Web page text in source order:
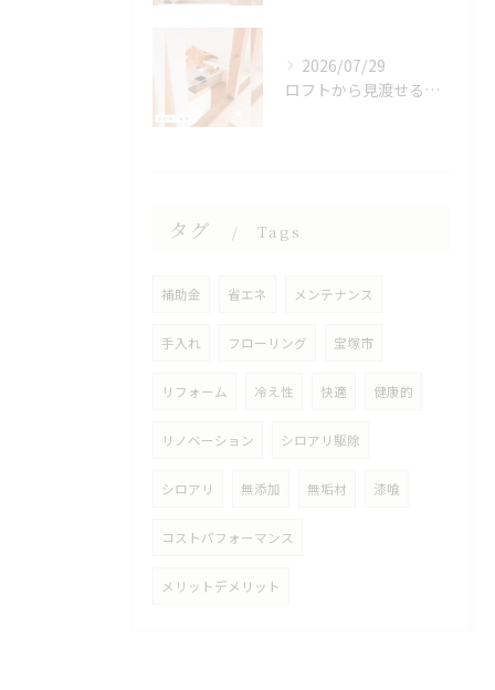
2026/07/29
ロフトから見渡せる、開放的なキッチン🌿
タグ Tags
補助金 省エネ メンテナンス
手入れ フローリング 宝塚市
リフォーム 冷え性 快適 健康的
リノベーション シロアリ駆除
シロアリ 無添加 無垢材 漆喰
コストパフォーマンス
メリットデメリット